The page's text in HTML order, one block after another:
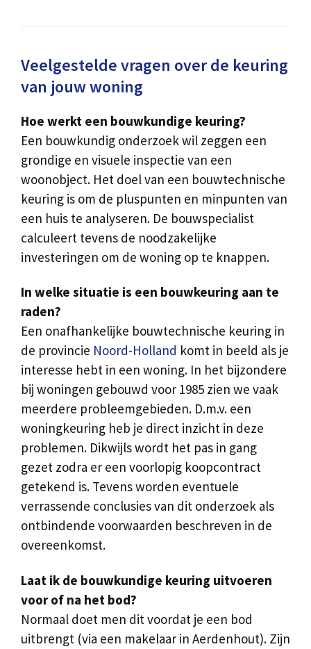
Veelgestelde vragen over de keuring
van jouw woning
Hoe werkt een bouwkundige keuring?
Een bouwkundig onderzoek wil zeggen een
grondige en visuele inspectie van een
woonobject. Het doel van een bouwtechnische
keuring is om de pluspunten en minpunten van
een huis te analyseren. De bouwspecialist
calculeert tevens de noodzakelijke
investeringen om de woning op te knappen.
In welke situatie is een bouwkeuring aan te
raden?
Een onafhankelijke bouwtechnische keuring in
de provincie Noord-Holland komt in beeld als je
interesse hebt in een woning. In het bijzondere
bij woningen gebouwd voor 1985 zien we vaak
meerdere probleemgebieden. D.m.v. een
woningkeuring heb je direct inzicht in deze
problemen. Dikwijls wordt het pas in gang
gezet zodra er een voorlopig koopcontract
getekend is. Tevens worden eventuele
verrassende conclusies van dit onderzoek als
ontbindende voorwaarden beschreven in de
overeenkomst.
Laat ik de bouwkundige keuring uitvoeren
voor of na het bod?
Normaal doet men dit voordat je een bod
uitbrengt (via een makelaar in Aerdenhout). Zijn